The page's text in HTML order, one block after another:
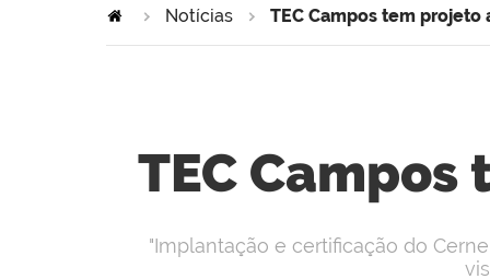
Notícias TEC Campos tem projeto
TEC
"Implantação e certificação do